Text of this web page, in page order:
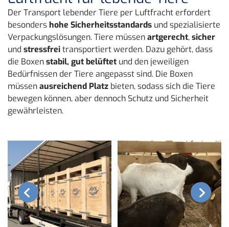
Der Transport lebender Tiere per Luftfracht erfordert
besonders hohe Sicherheitsstandards und spezialisierte
Verpackungslösungen. Tiere müssenartgerecht,sicher
und stressfreitransportiert werden. Dazu gehört, dass
die Boxenstabil, gut belüftet und den jeweiligen
Bedürfnissen der Tiere angepasst sind. Die Boxen
müssenausreichend Platz bieten, sodass sich die Tiere
bewegen können, aber dennoch Schutz und Sicherheit
gewährleisten.